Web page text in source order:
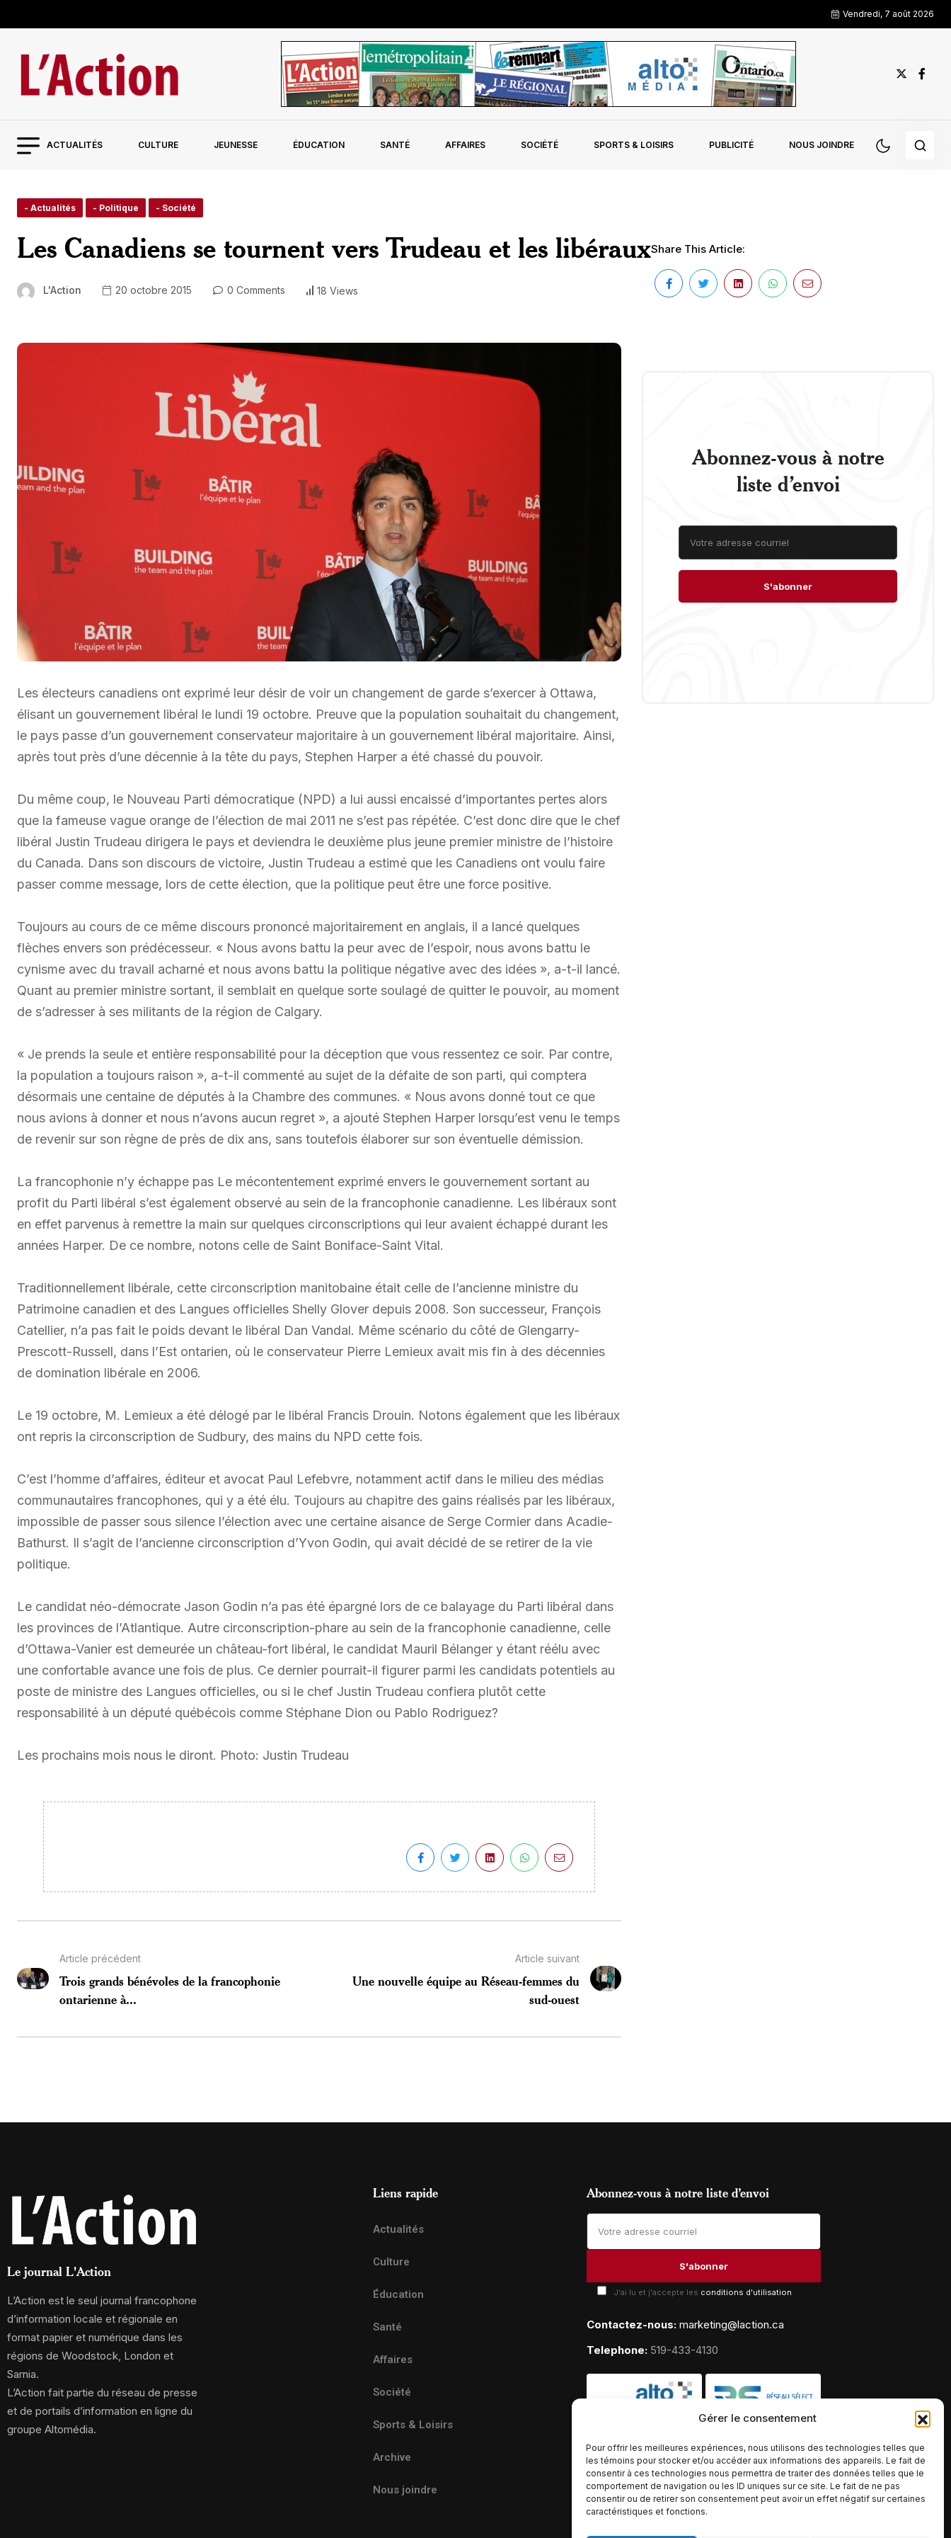
Gérer le consentement
Pour offrir les meilleures expériences, nous utilisons des technologies telles que
les témoins pour stocker et/ou accéder aux informations des appareils. Le fait de
consentir à ces technologies nous permettra de traiter des données telles que le
comportement de navigation ou les ID uniques sur ce site. Le fait de ne pas
consentir ou de retirer son consentement peut avoir un effet négatif sur certaines
caractéristiques et fonctions.
Vendredi, 7 août 2026
ACTUALITÉS CULTURE JEUNESSE ÉDUCATION SANTÉ AFFAIRES SOCIÉTÉ SPORTS & LOISIRS PUBLICITÉ NOUS JOINDRE
- Actualités - Politique - Société
Les Canadiens se tournent vers Trudeau et les libéraux
L'Action 20 octobre 2015 0 Comments 18 Views
Share This Article:
Les électeurs canadiens ont exprimé leur désir de voir un changement de garde s’exercer à Ottawa,
élisant un gouvernement libéral le lundi 19 octobre. Preuve que la population souhaitait du changement,
le pays passe d’un gouvernement conservateur majoritaire à un gouvernement libéral majoritaire. Ainsi,
après tout près d’une décennie à la tête du pays, Stephen Harper a été chassé du pouvoir.
Du même coup, le Nouveau Parti démocratique (NPD) a lui aussi encaissé d’importantes pertes alors
que la fameuse vague orange de l’élection de mai 2011 ne s’est pas répétée. C’est donc dire que le chef
libéral Justin Trudeau dirigera le pays et deviendra le deuxième plus jeune premier ministre de l’histoire
du Canada. Dans son discours de victoire, Justin Trudeau a estimé que les Canadiens ont voulu faire
passer comme message, lors de cette élection, que la politique peut être une force positive.
Toujours au cours de ce même discours prononcé majoritairement en anglais, il a lancé quelques
flèches envers son prédécesseur. « Nous avons battu la peur avec de l’espoir, nous avons battu le
cynisme avec du travail acharné et nous avons battu la politique négative avec des idées », a-t-il lancé.
Quant au premier ministre sortant, il semblait en quelque sorte soulagé de quitter le pouvoir, au moment
de s’adresser à ses militants de la région de Calgary.
« Je prends la seule et entière responsabilité pour la déception que vous ressentez ce soir. Par contre,
la population a toujours raison », a-t-il commenté au sujet de la défaite de son parti, qui comptera
désormais une centaine de députés à la Chambre des communes. « Nous avons donné tout ce que
nous avions à donner et nous n’avons aucun regret », a ajouté Stephen Harper lorsqu’est venu le temps
de revenir sur son règne de près de dix ans, sans toutefois élaborer sur son éventuelle démission.
La francophonie n’y échappe pas Le mécontentement exprimé envers le gouvernement sortant au
profit du Parti libéral s’est également observé au sein de la francophonie canadienne. Les libéraux sont
en effet parvenus à remettre la main sur quelques circonscriptions qui leur avaient échappé durant les
années Harper. De ce nombre, notons celle de Saint Boniface-Saint Vital.
Traditionnellement libérale, cette circonscription manitobaine était celle de l’ancienne ministre du
Patrimoine canadien et des Langues officielles Shelly Glover depuis 2008. Son successeur, François
Catellier, n’a pas fait le poids devant le libéral Dan Vandal. Même scénario du côté de Glengarry-
Prescott-Russell, dans l’Est ontarien, où le conservateur Pierre Lemieux avait mis fin à des décennies
de domination libérale en 2006.
Le 19 octobre, M. Lemieux a été délogé par le libéral Francis Drouin. Notons également que les libéraux
ont repris la circonscription de Sudbury, des mains du NPD cette fois.
C’est l’homme d’affaires, éditeur et avocat Paul Lefebvre, notamment actif dans le milieu des médias
communautaires francophones, qui y a été élu. Toujours au chapitre des gains réalisés par les libéraux,
impossible de passer sous silence l’élection avec une certaine aisance de Serge Cormier dans Acadie-
Bathurst. Il s’agit de l’ancienne circonscription d’Yvon Godin, qui avait décidé de se retirer de la vie
politique.
Le candidat néo-démocrate Jason Godin n’a pas été épargné lors de ce balayage du Parti libéral dans
les provinces de l’Atlantique. Autre circonscription-phare au sein de la francophonie canadienne, celle
d’Ottawa-Vanier est demeurée un château-fort libéral, le candidat Mauril Bélanger y étant réélu avec
une confortable avance une fois de plus. Ce dernier pourrait-il figurer parmi les candidats potentiels au
poste de ministre des Langues officielles, ou si le chef Justin Trudeau confiera plutôt cette
responsabilité à un député québécois comme Stéphane Dion ou Pablo Rodriguez?
Les prochains mois nous le diront. Photo: Justin Trudeau
Article précédent
Trois grands bénévoles de la francophonie
ontarienne à...
Article suivant
Une nouvelle équipe au Réseau-femmes du
sud-ouest
Abonnez-vous à notre
liste d’envoi
Le journal L'Action
L’Action est le seul journal francophone
d’information locale et régionale en
format papier et numérique dans les
régions de Woodstock, London et
Sarnia.
L’Action fait partie du réseau de presse
et de portails d’information en ligne du
groupe Altomédia.
Liens rapide
Actualités
Culture
Éducation
Santé
Affaires
Société
Sports & Loisirs
Archive
Nous joindre
Abonnez-vous à notre liste d’envoi
J'ai lu et j'accepte les conditions d'utilisation
Contactez-nous: marketing@laction.ca
Telephone: 519-433-4130